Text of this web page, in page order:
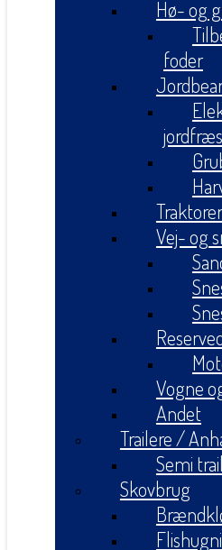
Hø- og
foder
Traktorer
Vej- og
Vogne
Andet
Trailere /
Semi
Skovbrug